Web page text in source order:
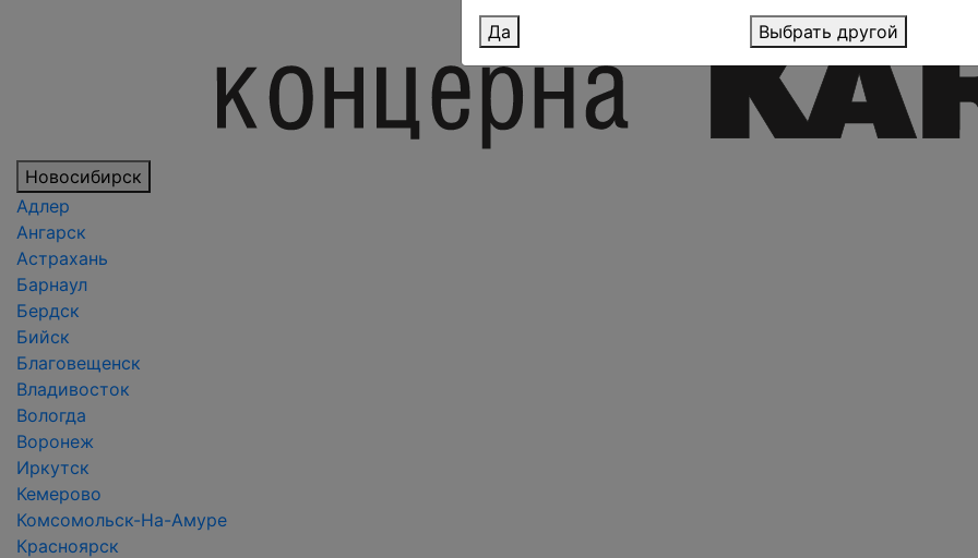
Новосибирск
Адлер
Ангарск
Астрахань
Барнаул
Бердск
Бийск
Благовещенск
Владивосток
Вологда
Воронеж
Иркутск
Кемерово
Комсомольск-На-Амуре
Красноярск
Да Выбрать другой